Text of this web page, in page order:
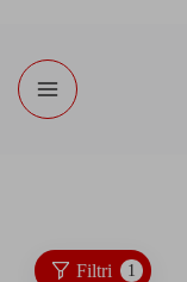
Filtri 1